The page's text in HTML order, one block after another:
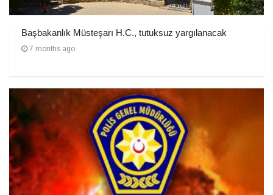
Başbakanlık Müsteşarı H.C., tutuksuz yargılanacak
7 months ago